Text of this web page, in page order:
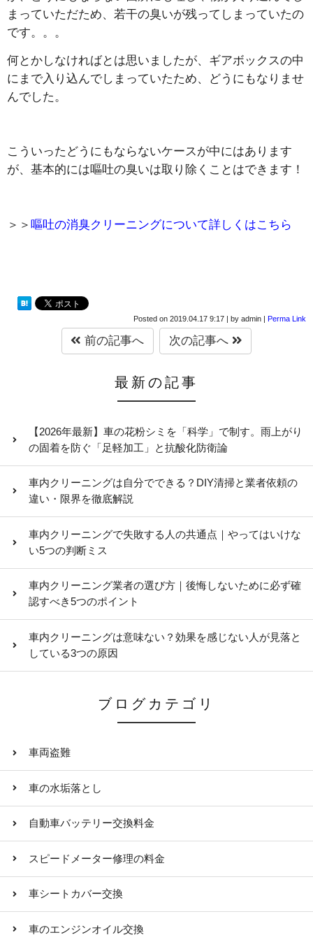
まっていただため、若干の臭いが残ってしまっていたの
です。。。
何とかしなければとは思いましたが、ギアボックスの中
にまで入り込んでしまっていたため、どうにもなりませ
んでした。
こういったどうにもならないケースが中にはあります
が、基本的には嘔吐の臭いは取り除くことはできます！
＞＞ 嘔吐の消臭クリーニングについて詳しくはこちら
Posted on 2019.04.17 9:17 | by admin | Perma Link
前の記事へ 次の記事へ
最新の記事
【2026年最新】車の花粉シミを「科学」で制す。雨上がり
の固着を防ぐ「足軽加工」と抗酸化防衛論
車内クリーニングは自分でできる？DIY清掃と業者依頼の
違い・限界を徹底解説
車内クリーニングで失敗する人の共通点｜やってはいけな
い5つの判断ミス
車内クリーニング業者の選び方｜後悔しないために必ず確
認すべき5つのポイント
車内クリーニングは意味ない？効果を感じない人が見落と
している3つの原因
ブログカテゴリ
車両盗難
車の水垢落とし
自動車バッテリー交換料金
スピードメーター修理の料金
車シートカバー交換
車のエンジンオイル交換